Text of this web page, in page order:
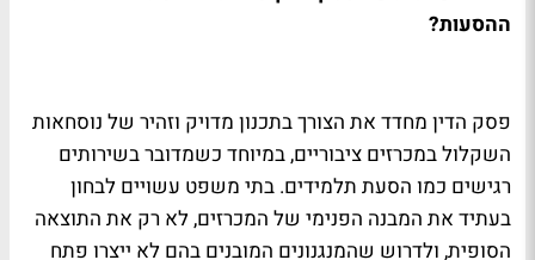
ההסעות?
פסק הדין מחדד את הצורך בתכנון מדויק וזהיר של נוסחאות
השקלול במכרזים ציבוריים, במיוחד כשמדובר בשירותים
רגישים כמו הסעת תלמידים. בתי משפט עשויים לבחון
בעתיד את המבנה הפנימי של המכרזים, לא רק את התוצאה
הסופית, ולדרוש שהמנגנונים המובנים בהם לא ייצרו פתח